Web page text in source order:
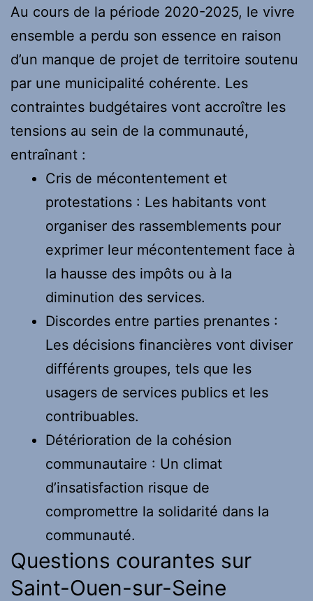
Au cours de la période 2020-2025, le vivre
ensemble a perdu son essence en raison
d’un manque de projet de territoire soutenu
par une municipalité cohérente. Les
contraintes budgétaires vont accroître les
tensions au sein de la communauté,
entraînant :
Cris de mécontentement et
protestations : Les habitants vont
organiser des rassemblements pour
exprimer leur mécontentement face à
la hausse des impôts ou à la
diminution des services.
Discordes entre parties prenantes :
Les décisions financières vont diviser
différents groupes, tels que les
usagers de services publics et les
contribuables.
Détérioration de la cohésion
communautaire : Un climat
d’insatisfaction risque de
compromettre la solidarité dans la
communauté.
Questions courantes sur
Saint-Ouen-sur-Seine